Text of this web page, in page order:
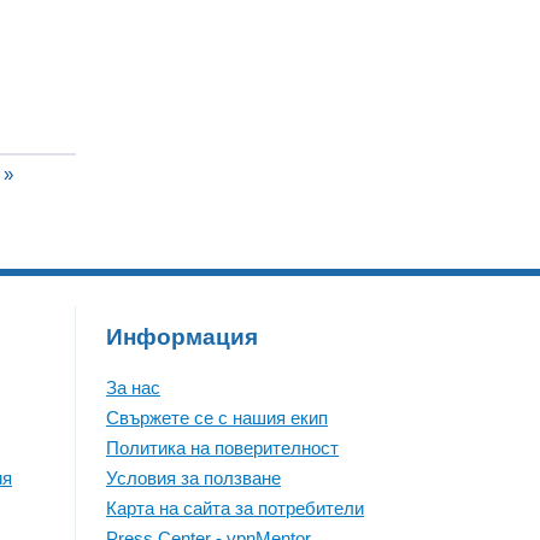
Информация
За нас
Свържете се с нашия екип
Политика на поверителност
Условия за ползване
Карта на сайта за потребители